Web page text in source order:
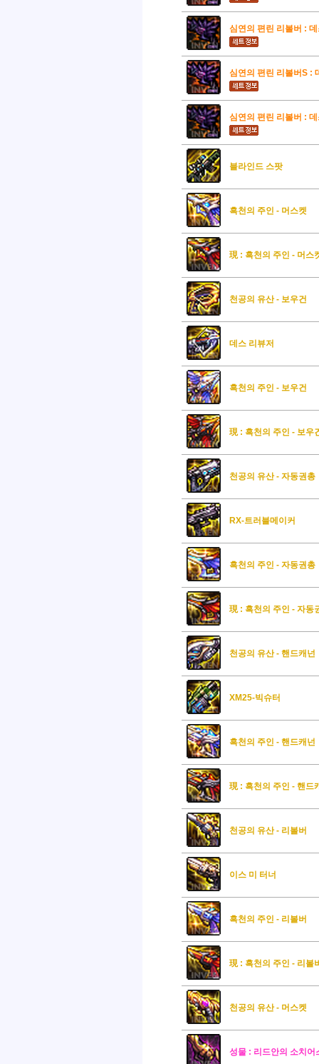
심연의 편린 리볼버 :
심연의 편린 리볼버S :
심연의 편린 리볼버 :
블라인드 스팟
흑천의 주인 - 머스켓
現 : 흑천의 주인 - 머스
천공의 유산 - 보우건
데스 리뷰저
흑천의 주인 - 보우건
現 : 흑천의 주인 - 보우
천공의 유산 - 자동권총
RX-트러블메이커
흑천의 주인 - 자동권총
現 : 흑천의 주인 - 자동
천공의 유산 - 핸드캐넌
XM25-빅슈터
흑천의 주인 - 핸드캐넌
現 : 흑천의 주인 - 핸드
천공의 유산 - 리볼버
이스 미 터너
흑천의 주인 - 리볼버
現 : 흑천의 주인 - 리볼
천공의 유산 - 머스켓
성물 : 리드안의 소치어